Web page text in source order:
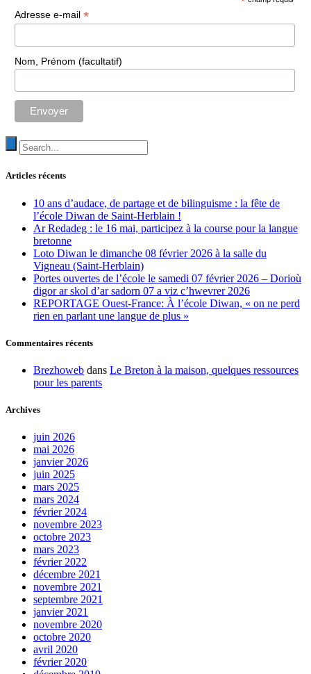
Adresse e-mail *
Nom, Prénom (facultatif)
Articles récents
10 ans d’audace, de partage et de bilinguisme : la fête de
l’école Diwan de Saint-Herblain !
Ar Redadeg : le 16 mai, participez à la course pour la langue
bretonne
Loto Diwan le dimanche 08 février 2026 à la salle du
Vigneau (Saint-Herblain)
Portes ouvertes de l’école le samedi 07 février 2026 – Dorioù
digor ar skol d’ar sadorn 07 a viz c’hwevrer 2026
REPORTAGE Ouest-France: À l’école Diwan, « on ne perd
rien en parlant une langue de plus »
Commentaires récents
Brezhoweb dans Le Breton à la maison, quelques ressources
pour les parents
Archives
juin 2026
mai 2026
janvier 2026
juin 2025
mars 2025
mars 2024
février 2024
novembre 2023
octobre 2023
mars 2023
février 2022
décembre 2021
novembre 2021
septembre 2021
janvier 2021
novembre 2020
octobre 2020
avril 2020
février 2020